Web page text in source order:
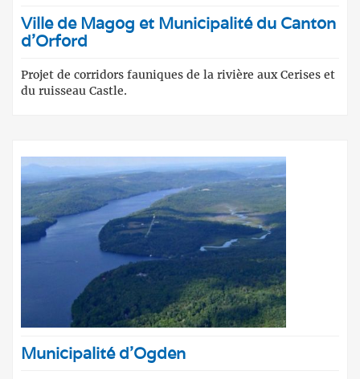
Ville de Magog et Municipalité du Canton
d'Orford
Projet de corridors fauniques de la rivière aux Cerises et
du ruisseau Castle.
Municipalité d'Ogden